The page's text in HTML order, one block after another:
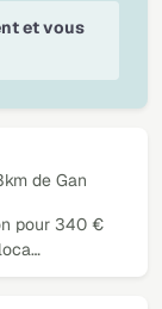
de Gan
pour 340 €
et vous